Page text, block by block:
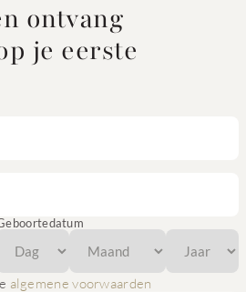
ontvang
je eerste
algemene voorwaarden